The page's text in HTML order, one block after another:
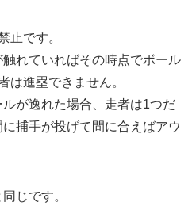
止です。
れていればその時点でボール
進塁できません。
が逸れた場合、走者は1つだ
捕手が投げて間に合えばアウ
じです。